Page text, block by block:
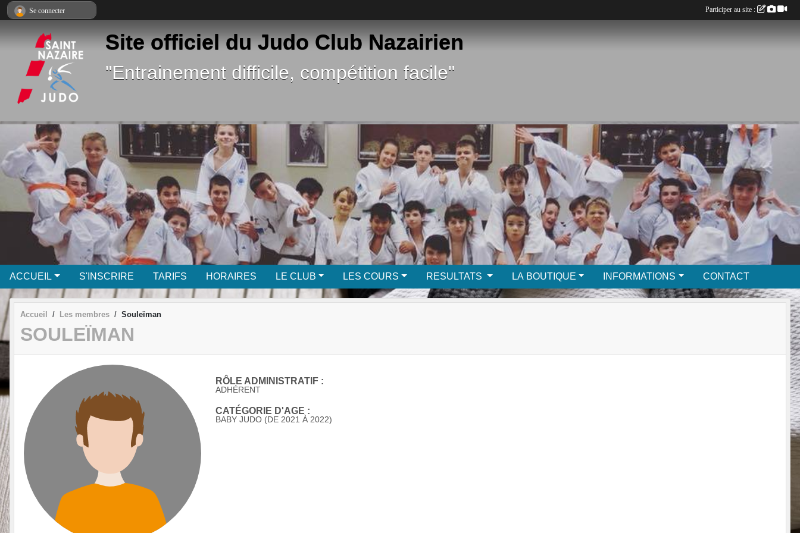
Site officiel du Judo Club Nazairien
"Entrainement difficile, compétition facile"
ACCUEIL S'INSCRIRE TARIFS HORAIRES LE CLUB LES COURS RESULTATS LA BOUTIQUE INFORMATIONS CONTACT
Accueil Les membres Souleïman
SOULEÏMAN
RÔLE ADMINISTRATIF :
ADHÉRENT
CATÉGORIE D'AGE :
BABY JUDO (DE 2021 À 2022)
Se connecter Participer au site :
Panneau de gestion des cookies